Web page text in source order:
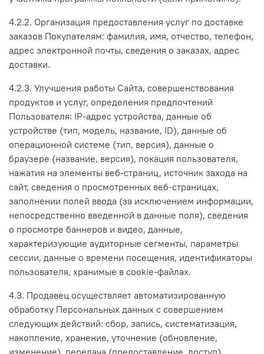
4.2.2. Организация предоставления услуг по доставке
заказов Покупателям: фамилия, имя, отчество, телефон,
адрес электронной почты, сведения о заказах, адрес
доставки.
4.2.3. Улучшения работы Сайта, совершенствования
продуктов и услуг, определения предпочтений
Пользователя: IP-адрес устройства, данные об
устройстве (тип, модель, название, ID), данные об
операционной системе (тип, версия), данные о
браузере (название, версия), локация пользователя,
нажатия на элементы веб-страниц, источник захода на
сайт, сведения о просмотренных веб-страницах,
заполнении полей ввода (за исключением информации,
непосредственно введенной в данные поля), сведения
о просмотре баннеров и видео, данные,
характеризующие аудиторные сегменты, параметры
сессии, данные о времени посещения, идентификаторы
пользователя, хранимые в cookie-файлах.
4.3. Продавец осуществляет автоматизированную
обработку Персональных данных с совершением
следующих действий: сбор, запись, систематизация,
накопление, хранение, уточнение (обновление,
изменение), передача (предоставление, доступ),